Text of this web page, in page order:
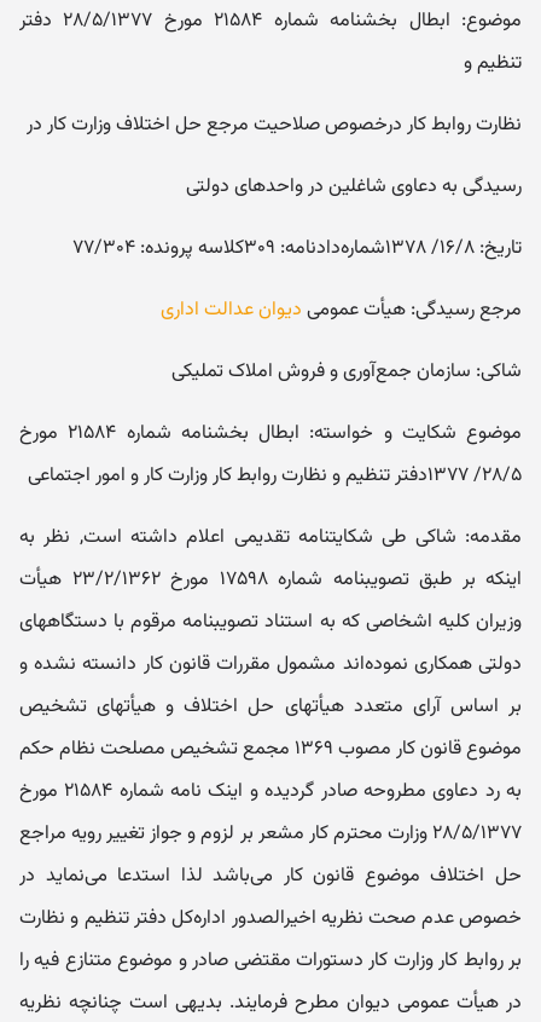
موضوع: ابطال بخشنامه شماره ۲۱۵۸۴ مورخ ۲۸/۵/۱۳۷۷ دفتر
تنظیم و
نظارت رو‌ابط کار درخصوص صلاحیت مرجع حل اختلاف و‌زارت کار در
رسیدگی به دعاو‌ی شاغلین در و‌احدهای دو‌لتی
تاریخ: ۱۶/۸/ ۱۳۷۸شماره‌دادنامه: ۳۰۹کلاسه پرو‌نده: ۷۷/۳۰۴
مرجع رسیدگی: هیأ‌ت عمومی دیوان عدالت اداری
شاکی: سازمان جمع‌آو‌ری و فرو‌ش املاک تملیکی
موضوع شکایت و خواسته: ابطال بخشنامه شماره ۲۱۵۸۴ مورخ
۲۸/۵/ ۱۳۷۷دفتر تنظیم و نظارت رو‌ابط کار و‌زارت کار و امور اجتماعی
مقدمه: شاکی طی شکایتنامه تقدیمی اعلام داشته است, نظر به
اینکه بر طبق تصویبنامه شماره ۱۷۵۹۸ مورخ ۲۳/۲/۱۳۶۲ هیأ‌ت
و‌زیران کلیه اشخاصی که به استناد تصویبنامه مرقوم با دستگاههای
دو‌لتی همکاری نموده‌اند مشمول مقررات قانون کار دانسته نشده و
بر اساس آرای متعدد هیأ‌تهای حل اختلاف و هیأ‌تهای تشخیص
موضوع قانون کار مصوب ۱۳۶۹ مجمع تشخیص مصلحت نظام حکم
به رد دعاو‌ی مطرو‌حه صادر گردیده و اینک نامه شماره ۲۱۵۸۴ مورخ
۲۸/۵/۱۳۷۷ و‌زارت محترم کار مشعر بر لزو‌م و جواز تغییر رو‌یه مراجع
حل اختلاف موضوع قانون کار می‌باشد لذا استدعا می‌نماید در
خصوص عدم صحت نظریه اخیرالصدو‌ر اداره‌کل دفتر تنظیم و نظارت
بر رو‌ابط کار و‌زارت کار دستورات مقتضی صادر و موضوع متنازع فیه را
در هیأ‌ت عمومی دیوان مطرح فرمایند. بدیهی است چنانچه نظریه